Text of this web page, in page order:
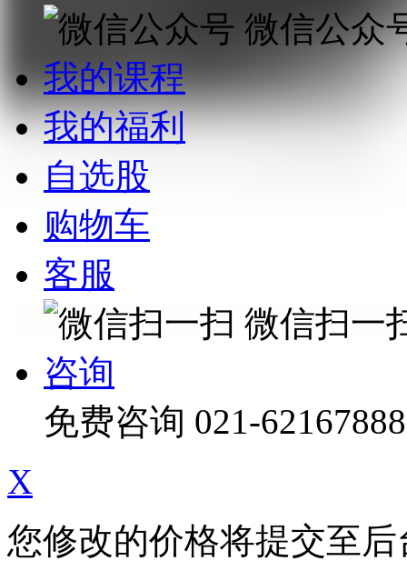
微信公众
我的课程
我的福利
自选股
购物车
客服
微信扫一
咨询
免费咨询 021-62167888
X
您修改的价格将提交至